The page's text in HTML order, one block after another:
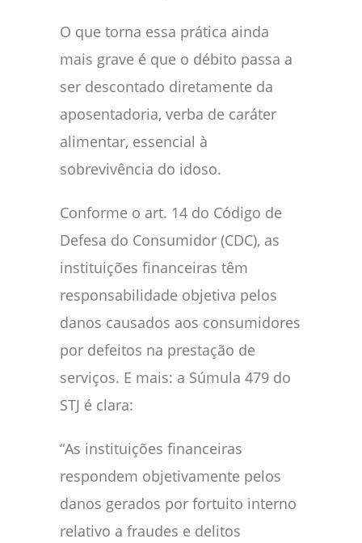
O que torna essa prática ainda
mais grave é que o débito passa a
ser descontado diretamente da
aposentadoria, verba de caráter
alimentar, essencial à
sobrevivência do idoso.
Conforme o art. 14 do Código de
Defesa do Consumidor (CDC), as
instituições financeiras têm
responsabilidade objetiva pelos
danos causados aos consumidores
por defeitos na prestação de
serviços. E mais: a Súmula 479 do
STJ é clara:
“As instituições financeiras
respondem objetivamente pelos
danos gerados por fortuito interno
relativo a fraudes e delitos